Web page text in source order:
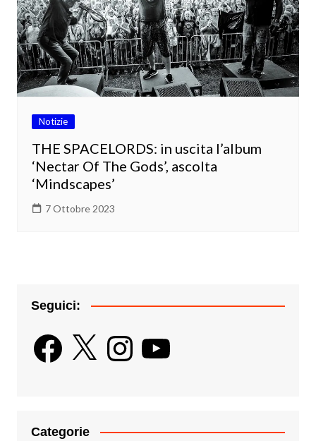
Notizie
THE SPACELORDS: in uscita l’album
‘Nectar Of The Gods’, ascolta
‘Mindscapes’
7 Ottobre 2023
Seguici:
Facebook
X InstagramYouTube
Categorie